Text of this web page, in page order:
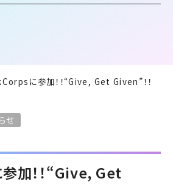
に参加！！“Give, Get Given”！！
せ
加！！“Give, Get